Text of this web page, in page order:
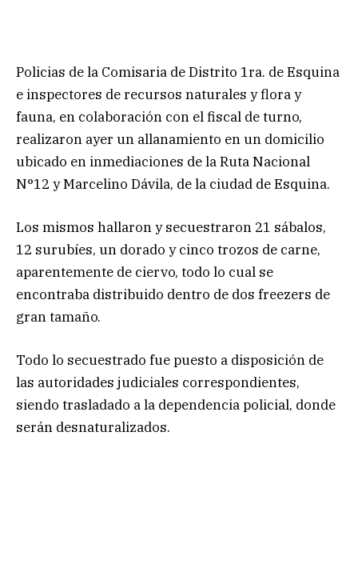
Policias de la Comisaria de Distrito 1ra. de Esquina
e inspectores de recursos naturales y flora y
fauna, en colaboración con el fiscal de turno,
realizaron ayer un allanamiento en un domicilio
ubicado en inmediaciones de la Ruta Nacional
N°12 y Marcelino Dávila, de la ciudad de Esquina.
Los mismos hallaron y secuestraron 21 sábalos,
12 surubíes, un dorado y cinco trozos de carne,
aparentemente de ciervo, todo lo cual se
encontraba distribuido dentro de dos freezers de
gran tamaño.
Todo lo secuestrado fue puesto a disposición de
las autoridades judiciales correspondientes,
siendo trasladado a la dependencia policial, donde
serán desnaturalizados.